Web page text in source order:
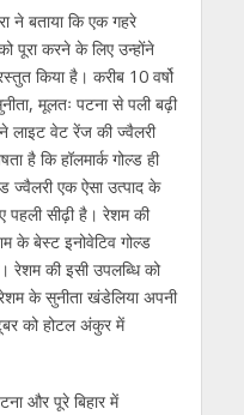
ने बताया कि एक गहरे
पूरा करने के लिए उन्होंने
किया है। करीब 10 वर्षो
मूलतः पटना से पली बढ़ी
लाइट वेट रेंज की ज्वैलरी
है कि हॉलमार्क गोल्ड ही
ज्वैलरी एक ऐसा उत्पाद के
पहली सीढ़ी है। रेशम की
के बेस्ट इनोवेटिव गोल्ड
रेशम की इसी उपलब्धि को
के सुनीता खंडेलिया अपनी
को होटल अंकुर में
और पूरे बिहार में